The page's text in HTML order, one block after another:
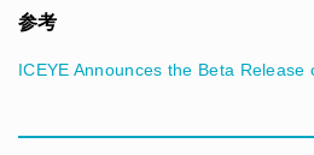
参考
ICEYE Announces the Beta Release